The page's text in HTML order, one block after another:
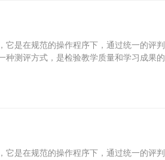
是在规范的操作程序下，通过统一的评判
种测评方式，是检验教学质量和学习成果的
对促进参加考级人员的全面发展具有十分
是在规范的操作程序下，通过统一的评判